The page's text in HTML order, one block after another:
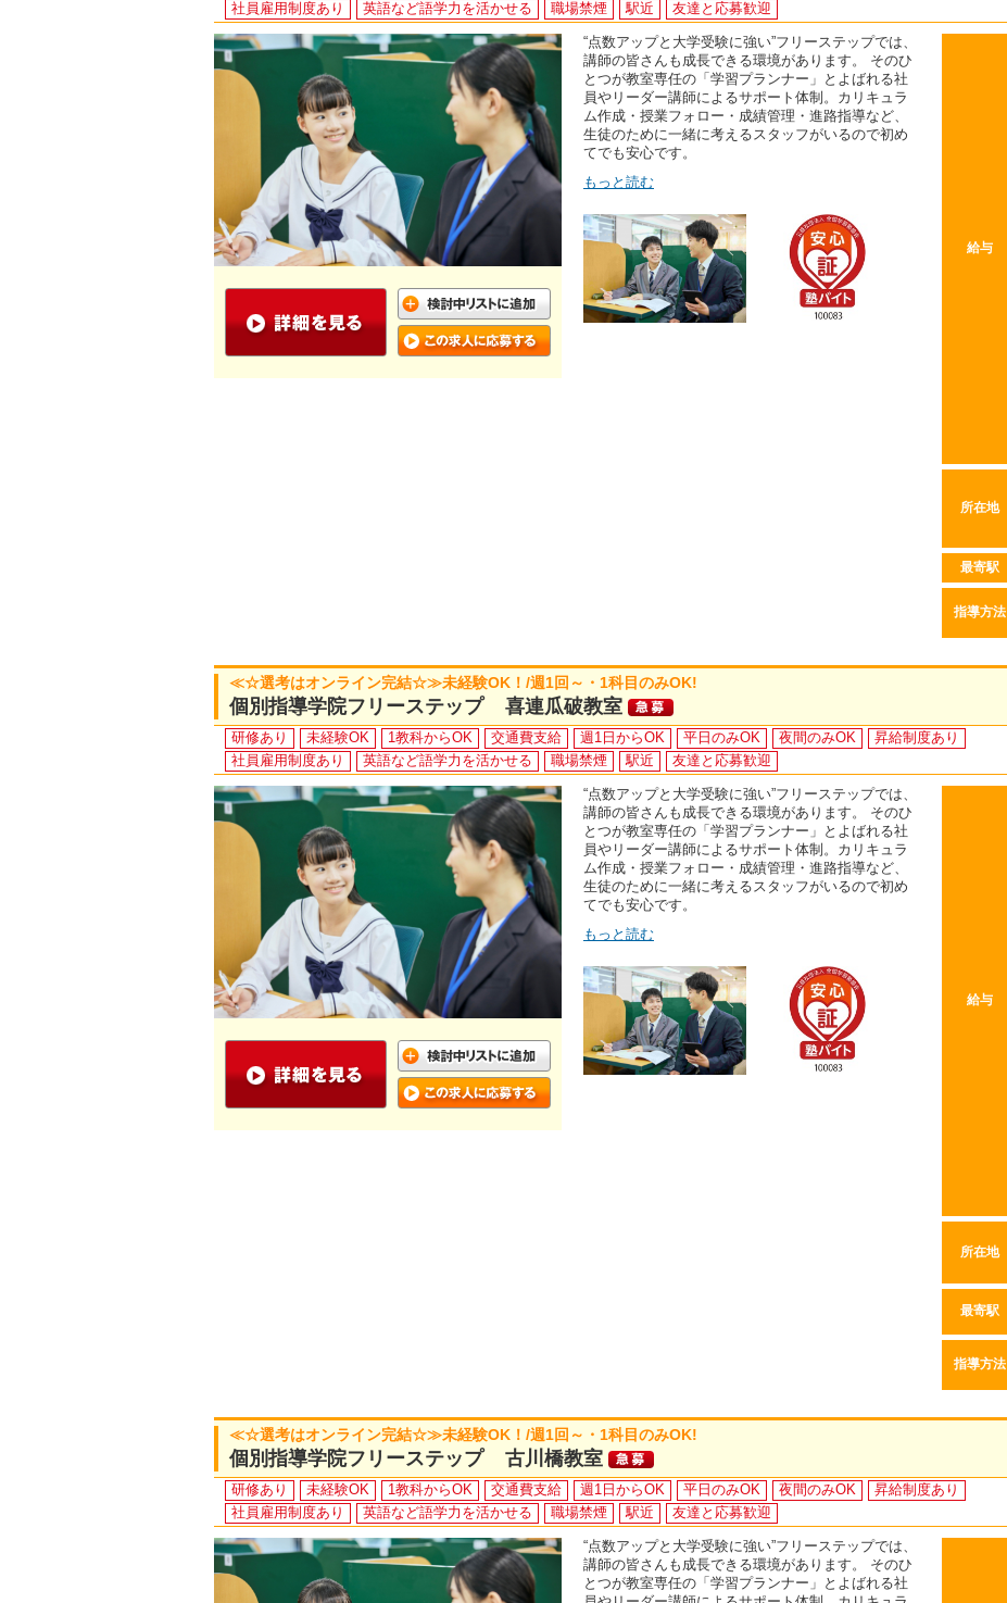
社員雇用制度あり
英語など語学力を活かせる 職場禁煙 駅近 友達と応募歓迎
“点数アップと大学受験に強い”フリーステップでは、
講師の皆さんも成長できる環境があります。 そのひ
とつが教室専任の「学習プランナー」とよばれる社
員やリーダー講師によるサポート体制。カリキュラ
ム作成・授業フォロー・成績管理・進路指導など、
生徒のために一緒に考えるスタッフがいるので初め
てでも安心です。
もっと読む
給与
所在地
最寄駅
指導方法
≪☆選考はオンライン完結☆≫未経験OK！/週1回～・1科目のみOK!
個別指導学院フリーステップ 喜連瓜破教室
研修あり 未経験OK 1教科からOK 交通費支給 週1日からOK 平日のみOK 夜間のみOK
昇給制度あり
社員雇用制度あり
英語など語学力を活かせる 職場禁煙 駅近 友達と応募歓迎
“点数アップと大学受験に強い”フリーステップでは、
講師の皆さんも成長できる環境があります。 そのひ
とつが教室専任の「学習プランナー」とよばれる社
員やリーダー講師によるサポート体制。カリキュラ
ム作成・授業フォロー・成績管理・進路指導など、
生徒のために一緒に考えるスタッフがいるので初め
てでも安心です。
もっと読む
給与
所在地
最寄駅
指導方法
≪☆選考はオンライン完結☆≫未経験OK！/週1回～・1科目のみOK!
個別指導学院フリーステップ 古川橋教室
研修あり 未経験OK 1教科からOK 交通費支給 週1日からOK 平日のみOK 夜間のみOK
昇給制度あり
社員雇用制度あり
英語など語学力を活かせる 職場禁煙 駅近 友達と応募歓迎
“点数アップと大学受験に強い”フリーステップでは、
講師の皆さんも成長できる環境があります。 そのひ
とつが教室専任の「学習プランナー」とよばれる社